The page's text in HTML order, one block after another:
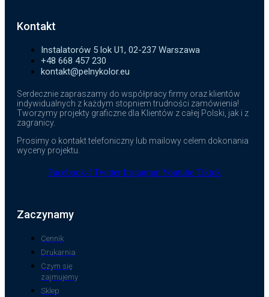
Kontakt
Instalatorów 5 lok U1, 02-237 Warszawa
+48 668 457 230
kontakt@pelnykolor.eu
Serdecznie zapraszamy do współpracy firmy oraz klientów
indywidualnych z każdym stopniem trudności zamówienia!
Tworzymy projekty graficzne dla Klientów z całej Polski, jak i z
zagranicy.
Prosimy o kontakt telefoniczny lub mailowy celem dokonania
wyceny projektu.
Facebook-f Twitter InstagramYoutube Tiktok
Zaczynamy
Cennik
Drukarnia
Czym się
zajmujemy
Sklep